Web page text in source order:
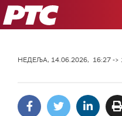
РТС
НЕДЕЉА, 14.06.2026, 16:27 ->